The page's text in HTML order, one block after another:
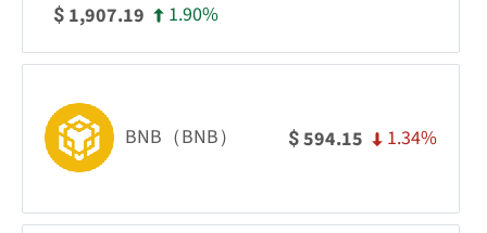
$ 1,907.19 1.90%
BNB（BNB） $594.15 1.34%